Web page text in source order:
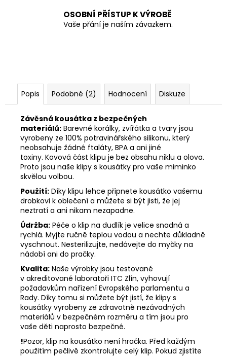
OSOBNÍ PŘÍSTUP K VÝROBĚ
Vaše přání je naším závazkem.
Popis Podobné (2) Hodnocení Diskuze
Závěsná kousátka z bezpečných
materiálů: Barevné korálky, zvířátka a tvary jsou
vyrobeny ze 100% potravinářského silikonu, který
neobsahuje žádné ftaláty, BPA a ani jiné
toxiny. Kovová část klipu je bez obsahu niklu a olova.
Proto jsou naše klipy s kousátky pro vaše miminko
skvělou volbou.
Použití: Díky klipu lehce připnete kousátko vašemu
drobkovi k oblečení a můžete si být jisti, že jej
neztratí a ani nikam nezapadne.
Údržba: Péče o klip na dudlík je velice snadná a
rychlá. Myjte ručně teplou vodou a nechte důkladně
vyschnout. Nesterilizujte, nedávejte do myčky na
nádobí ani do pračky.
Kvalita: Naše výrobky jsou testované
v akreditované laboratoři ITC Zlín, vyhovují
požadavkům nařízení Evropského parlamentu a
Rady. Díky tomu si můžete být jistí, že klipy s
kousátky vyrobeny ze zdravotně nezávadných
materiálů v bezpečném rozměru a tím jsou pro
vaše děti naprosto bezpečné.
!Pozor, klip na kousátko není hračka. Před každým
použitím pečlivě zkontrolujte celý klip. Pokud zjistíte